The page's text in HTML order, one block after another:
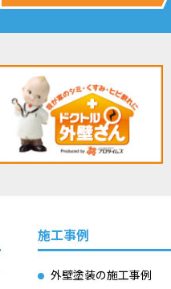
施工事例
外壁塗装の施工事例